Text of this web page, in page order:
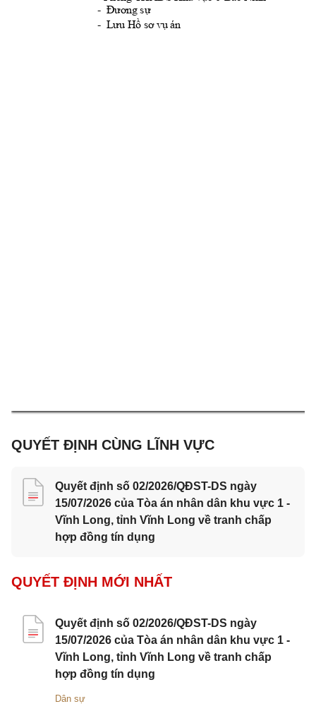
- Đương sự
-  Lưu Hồ sơ vụ án
QUYẾT ĐỊNH CÙNG LĨNH VỰC
Quyết định số 02/2026/QĐST-DS ngày
15/07/2026 của Tòa án nhân dân khu vực 1 -
Vĩnh Long, tỉnh Vĩnh Long về tranh chấp
hợp đồng tín dụng
QUYẾT ĐỊNH MỚI NHẤT
Quyết định số 02/2026/QĐST-DS ngày
15/07/2026 của Tòa án nhân dân khu vực 1 -
Vĩnh Long, tỉnh Vĩnh Long về tranh chấp
hợp đồng tín dụng
Dân sự